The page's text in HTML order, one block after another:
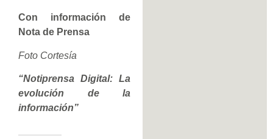
Con información de
Nota de Prensa
Foto Cortesía
“Notiprensa Digital: La
evolución de la
información”